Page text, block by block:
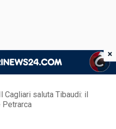
Cagliari saluta Tibaudi: il
Petrarca
×